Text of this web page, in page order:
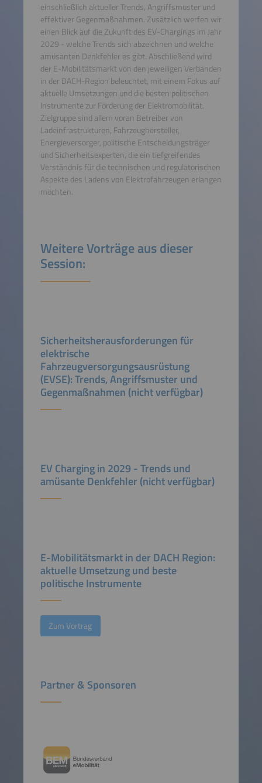
einschließlich aktueller Trends, Angriffsmuster und
effektiver Gegenmaßnahmen. Zusätzlich werfen wir
einen Blick auf die Zukunft des EV-Chargings im Jahr
2029 - welche Trends sich abzeichnen und welche
amüsanten Denkfehler es gibt. Abschließend wird
der E-Mobilitätsmarkt von den jeweiligen Verbänden
in der DACH-Region beleuchtet, mit einem Fokus auf
aktuelle Umsetzungen und die besten politischen
Instrumente zur Förderung der Elektromobilität.
Zielgruppe sind allem voran Betreiber von
Ladeinfrastrukturen, Fahrzeughersteller,
Energieversorger, politische Entscheidungsträger
und Sicherheitsexperten, die ein tiefgreifendes
Verständnis für die technischen und regulatorischen
Aspekte des Ladens von Elektrofahrzeugen erlangen
möchten.
Weitere Vorträge aus dieser
Session:
Sicherheitsherausforderungen für
elektrische
Fahrzeugversorgungsausrüstung
(EVSE): Trends, Angriffsmuster und
Gegenmaßnahmen (nicht verfügbar)
EV Charging in 2029 - Trends und
amüsante Denkfehler (nicht verfügbar)
E-Mobilitätsmarkt in der DACH Region:
aktuelle Umsetzung und beste
politische Instrumente
Zum Vortrag
Partner & Sponsoren